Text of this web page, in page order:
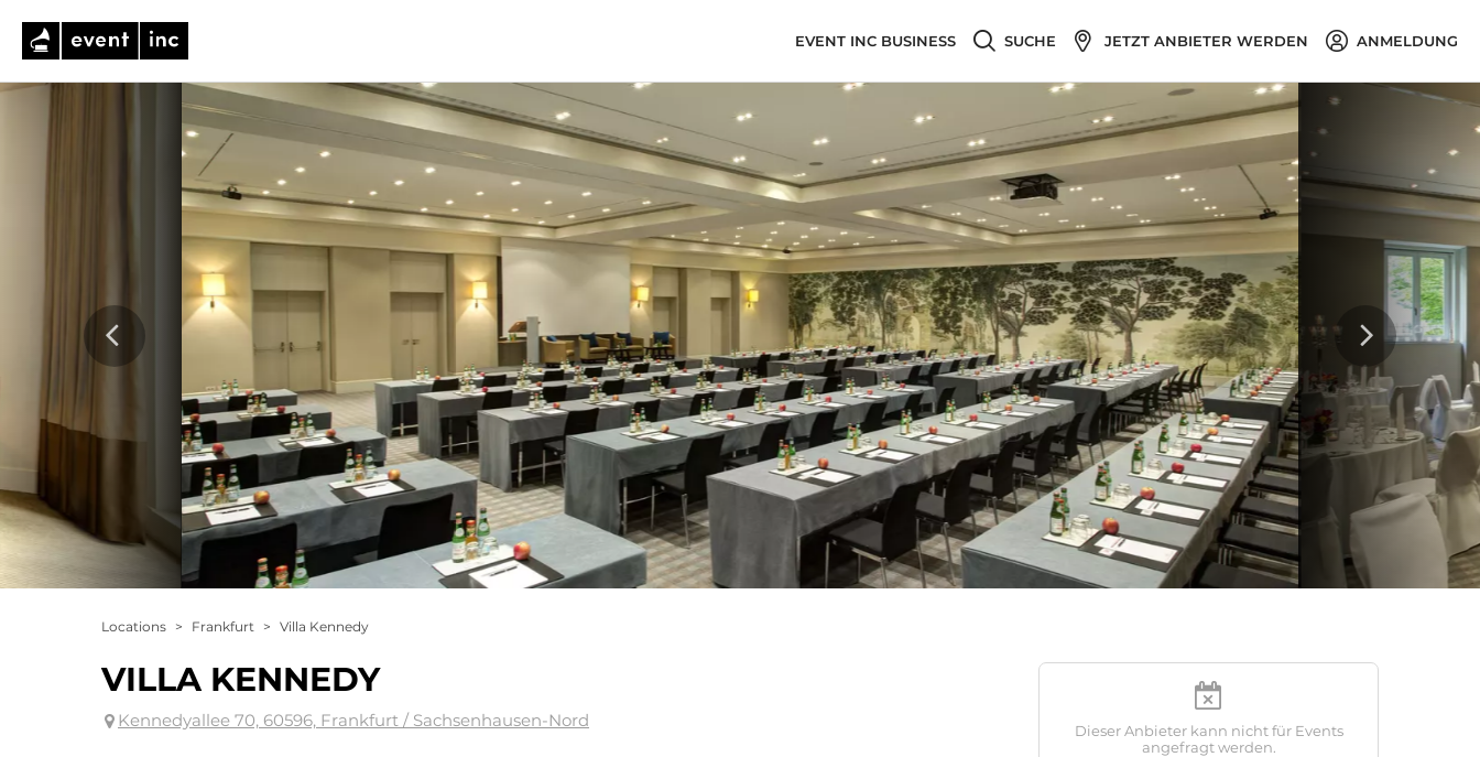
EVENT INC BUSINESS SUCHE JETZT ANBIETER WERDEN ANMELDUNG
Locations > Frankfurt > Villa Kennedy
VILLA KENNEDY
Kennedyallee 70, 60596, Frankfurt / Sachsenhausen-Nord
Dieser Anbieter kann nicht für Events
angefragt werden.